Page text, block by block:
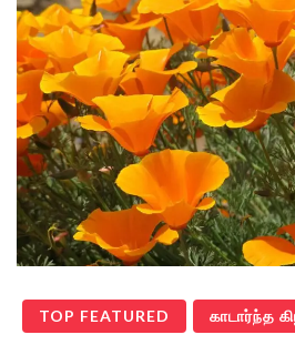
TOP FEATURED காடார்ந்த